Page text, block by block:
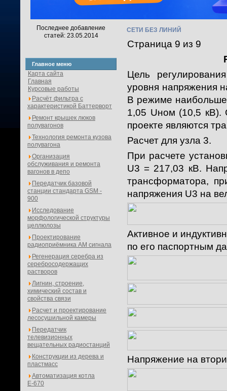
Последнее добавление
статей: 23.05.2014
Главное меню
Карта сайта
Главная
Курсовые работы
Расчёт фильтра с
характеристикой Баттерворт
Ремонт крышек люков
полувагонов
Технология ремонта кузова
полувагона
Организация
обслуживания и ремонта
вагонов в депо
Передатчик базовой
станции стандарта GSM -
900
Исследование
морфологической структуры
целлюлозы
Проектирование
радиоприёмника АМ сигнала
Регенерация серебра из
серебросодержащих
растворов
Лигнин, строение,
химический состав и
свойства связи
Расчет и проектирование
лесосушильной камеры
Передатчик
телевизионных
вещательных радиостанций
Конструкции из дерева и
пластмасс
Автоматизация котла
Е-670
СЕТИ БЕЗ ЛИНИЙ
Страница 9 из 9
Цель
уровня напряжения
В режиме
1,05 Uном (10,5 кВ).
проекте являются
Расчет для узла 3.
При расчете
U3 = 217,03 кВ.
трансформатора,
напряжения U3 на
Активное и
по его паспортным
Напряжение на